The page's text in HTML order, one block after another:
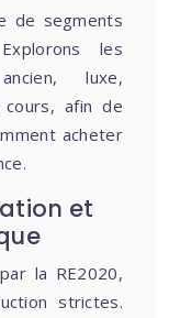
de segments
les
luxe,
afin de
acheter
et
la RE2020,
strictes.